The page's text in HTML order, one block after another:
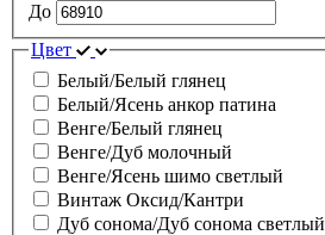
До
Цвет
Белый/Белый глянец
Белый/Ясень анкор патина
Венге/Белый глянец
Венге/Дуб молочный
Венге/Ясень шимо светлый
Винтаж Оксид/Кантри
Дуб сонома/Дуб сонома светлый